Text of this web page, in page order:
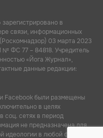
в
связи, информационных
03 марта 2023
№ ФС 77 – 84818. Учредитель
«Йога Журнал»,
данные редакции:
Facebook были размещены
в целях
соц. сетях в период
не предназначена для
идеологии в любой форме.